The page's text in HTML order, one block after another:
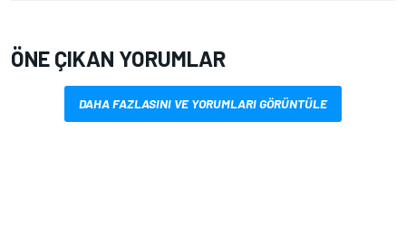
ÖNE ÇIKAN YORUMLAR
DAHA FAZLASINI VE YORUMLARI GÖRÜNTÜLE